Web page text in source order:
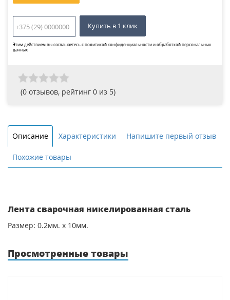
Купить в 1 клик
Этим действием вы соглашаетесь сполитикой конфиденциальности и обработкой персональных
данных
(0 отзывов, рейтинг 0 из 5)
Описание Характеристики Напишите первый отзыв
Похожие товары
Лента сварочная никелированная сталь
Размер: 0.2мм. х 10мм.
Просмотренные товары